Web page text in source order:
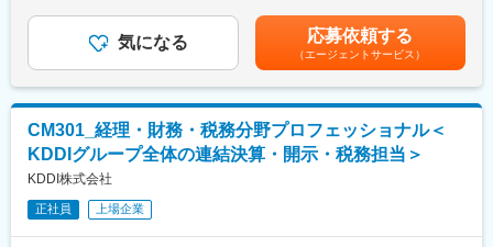
今後は、次のステージを目指して、M＆Aを実施するなど更に業容
を拡大しております。また同社では時短勤務をする社員も複数名
在籍しており、ライフイベントに合わせた働き方のご提示が可能
です。勤務時間の長さではなく、業務成果で評価する風土がある
ため、時間的な制約のある方でも経験を積むことが可能です。
変更の範囲：会社の定める業務
・事業部の経理指導※各事業部による伝票分散有力をおこなってい
るため
■組織について：
・部長1名、管理職11名、メンバー62名、業務委託1名
・年齢層：20代 21名／30代 17名／40代 21名／50代以上 15名）
■この仕事の魅力：
・グループ全体で15,000名を超える従業員を誇っており売上高も
社会人経験年数によって上記年収以外でのご提示となる可能性も
あります。賃金はあくまでも目安の金額であり、選考を通じて上
下する可能性があります。月給(月額)は固定手当を含めた表記で
す。
気になる 応募依頼する
（エージェントサービス）
CM301_経理・財務・税務分野プロフェッショナル＜
KDDIグループ全体の連結決算・開示・税務担当＞
KDDI株式会社
正社員 上場企業